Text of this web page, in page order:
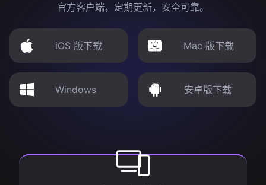
官方客户端，定期更新，安全可靠。
iOS 版下载 Mac 版下载
Windows 安卓版下载